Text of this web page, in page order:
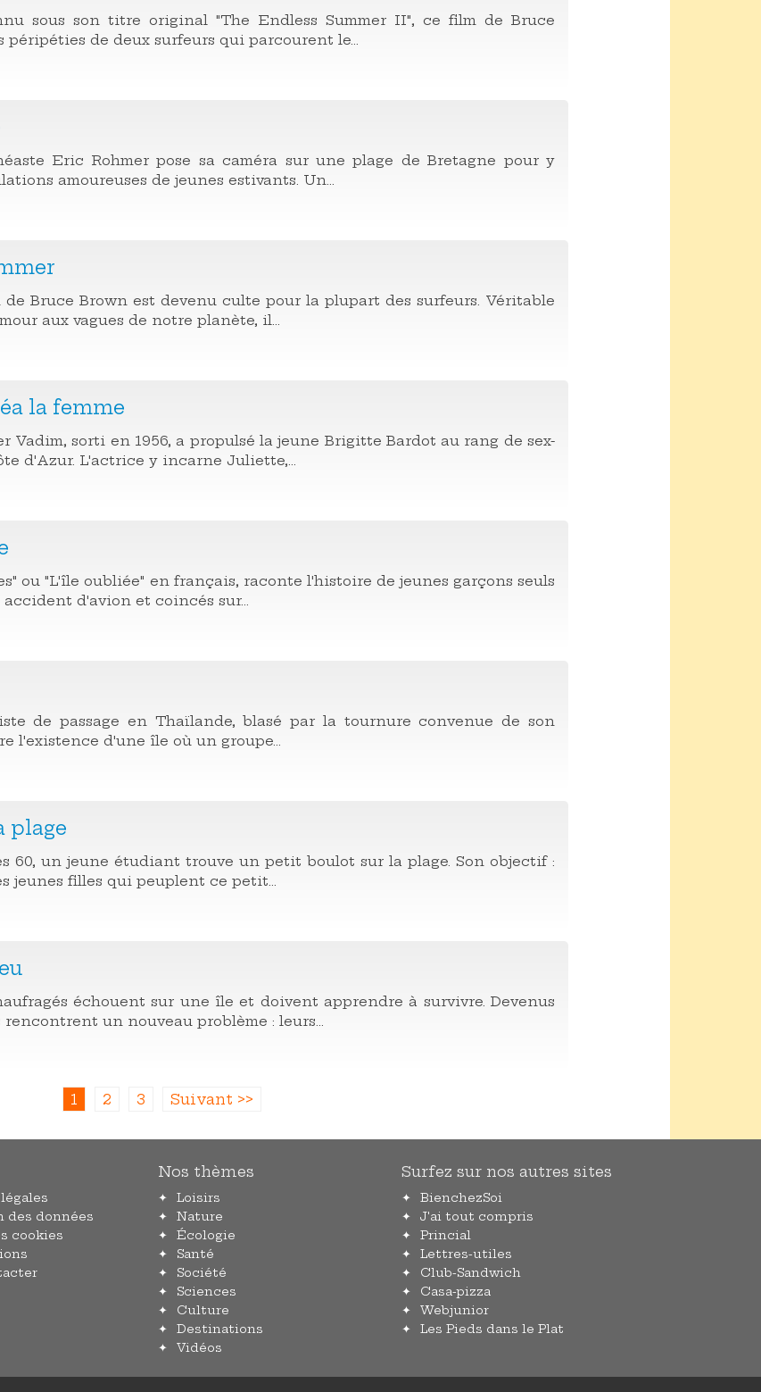
sous son titre original "The Endless Summer II", ce film de Bruce
péripéties de deux surfeurs qui parcourent le...
Eric Rohmer pose sa caméra sur une plage de Bretagne pour y
amoureuses de jeunes estivants. Un...
de Bruce Brown est devenu culte pour la plupart des surfeurs. Véritable
aux vagues de notre planète, il...
la femme
Vadim, sorti en 1956, a propulsé la jeune Brigitte Bardot au rang de sex-
d'Azur. L'actrice y incarne Juliette,...
ou "L'île oubliée" en français, raconte l'histoire de jeunes garçons seuls
d'avion et coincés sur...
de passage en Thaïlande, blasé par la tournure convenue de son
l'existence d'une île où un groupe...
plage
60, un jeune étudiant trouve un petit boulot sur la plage. Son objectif :
jeunes filles qui peuplent ce petit...
échouent sur une île et doivent apprendre à survivre. Devenus
rencontrent un nouveau problème : leurs...
1 2 3 Suivant >>
des données
cookies
Nos thèmes
Loisirs
Nature
Écologie
Santé
Société
Sciences
Culture
Destinations
Vidéos
Surfez sur nos autres sites
BienchezSoi
J'ai tout compris
Princial
Lettres-utiles
Club-Sandwich
Casa-pizza
Webjunior
Les Pieds dans le Plat